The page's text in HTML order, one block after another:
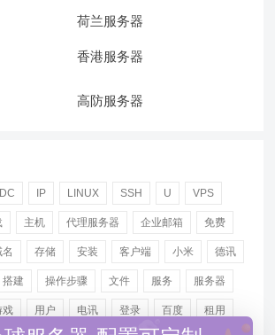
荷兰服务器
香港服务器
高防服务器
IDC IP LINUX SSH U VPS
主机 代理服务器 企业邮箱 免费
名 存储 安装 客户端 小米 德讯
搭建 操作步骤 文件 服务 服务器
戏 用户 电讯 登录 百度 租用